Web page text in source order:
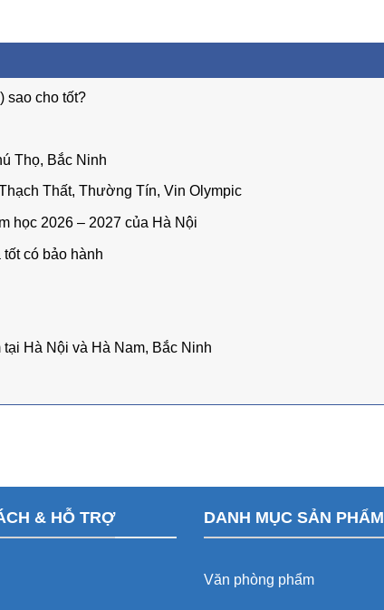
sao cho tốt?
Thọ, Bắc Ninh
Thất, Thường Tín, Vin Olympic
học 2026 – 2027 của Hà Nội
có bảo hành
Hà Nội và Hà Nam, Bắc Ninh
& HỖ TRỢ DANH MỤC SẢN PHẨM
Văn phòng phẩm